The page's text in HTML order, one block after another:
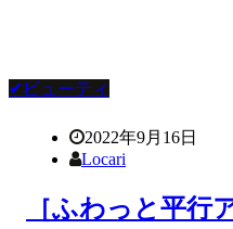
✔ビューティ
2022年9月16日
Locari
［ふわっと平行